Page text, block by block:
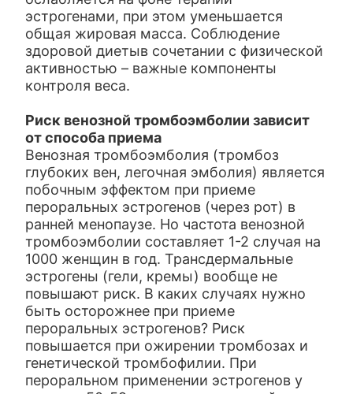
эстрогенами, при этом уменьшается
общая жировая масса. Соблюдение
здоровой диетыв сочетании с физической
активностью – важные компоненты
контроля веса.
Риск венозной тромбоэмболии зависит
от способа приема
Венозная тромбоэмболия (тромбоз
глубоких вен, легочная эмболия) является
побочным эффектом при приеме
пероральных эстрогенов (через рот) в
ранней менопаузе. Но частота венозной
тромбоэмболии составляет 1-2 случая на
1000 женщин в год. Трансдермальные
эстрогены (гели, кремы) вообще не
повышают риск. В каких случаях нужно
быть осторожнее при приеме
пероральных эстрогенов? Риск
повышается при ожирении тромбозах и
генетической тромбофилии. При
пероральном применении эстрогенов у